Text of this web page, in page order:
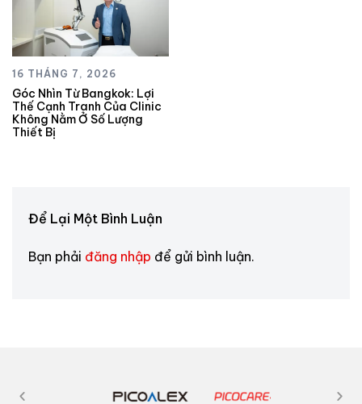
16 THÁNG 7, 2026
Góc Nhìn Từ Bangkok: Lợi
Thế Cạnh Tranh Của Clinic
Không Nằm Ở Số Lượng
Thiết Bị
Để Lại Một Bình Luận
Bạn phải đăng nhập để gửi bình luận.